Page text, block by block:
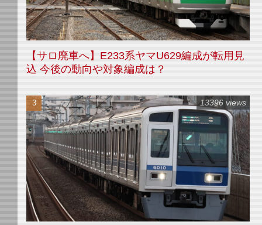
【サロ廃車へ】E233系ヤマU629編成が転用見
込 今後の動向や対象編成は？
13396 views